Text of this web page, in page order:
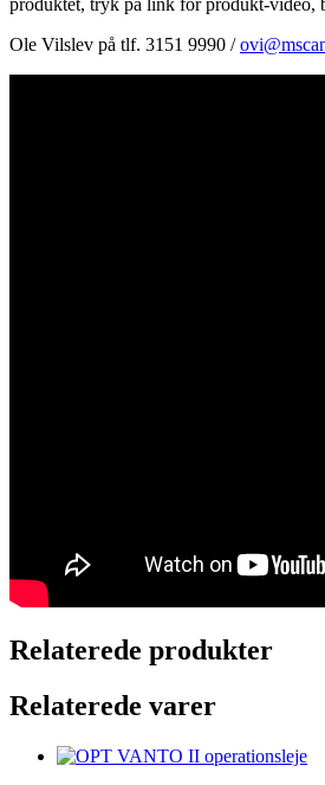
Ole Vilslev på tlf. 3151 9990 /
Relaterede produkter
Relaterede varer